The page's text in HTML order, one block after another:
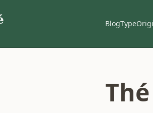
BlogType